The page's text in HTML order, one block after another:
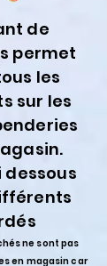
de
permet
les
sur les
dessous
ne sont pas
en magasin car